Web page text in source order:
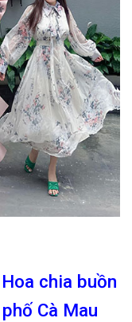
chia buồn
Cà Mau